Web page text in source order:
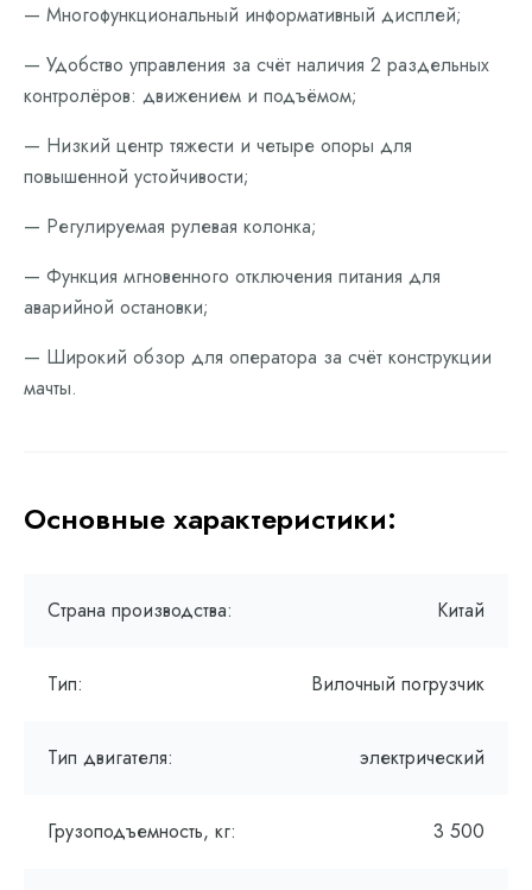
— Многофункциональный информативный дисплей;
— Удобство управления за счёт наличия 2 раздельных
контролёров: движением и подъёмом;
— Низкий центр тяжести и четыре опоры для
повышенной устойчивости;
— Регулируемая рулевая колонка;
— Функция мгновенного отключения питания для
аварийной остановки;
— Широкий обзор для оператора за счёт конструкции
мачты.
Основные характеристики:
Страна производства: Китай
Тип: Вилочный погрузчик
Тип двигателя: электрический
Грузоподъемность, кг: 3 500